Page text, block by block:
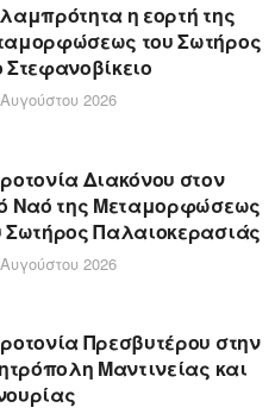
η εορτή της
του Σωτήρος
Στεφανοβίκειο
2026
Διακόνου στον
Ναό της Μεταμορφώσεως
Σωτήρος Παλαιοκερασιάς
2026
Πρεσβυτέρου στην
Μαντινείας και